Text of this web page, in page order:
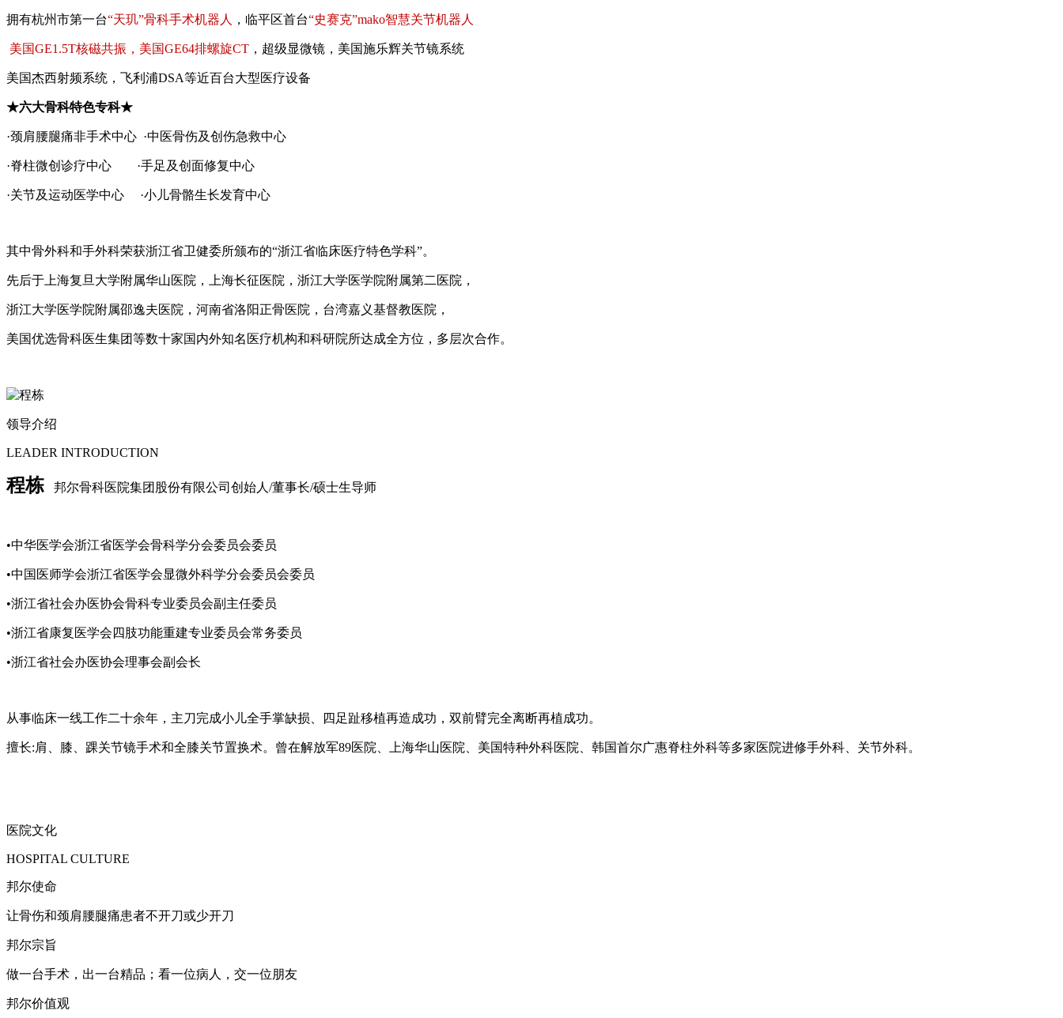
拥有杭州市第一台“天玑”骨科手术机器人 ，临平区首台“史赛克”mako智慧关节机器人
美国GE1.5T核磁共振，美国GE64排螺旋CT ，超级显微镜，美国施乐辉关节镜系统
美国杰西射频系统，飞利浦DSA等近百台大型医疗设备
★六大骨科特色专科★
·颈肩腰腿痛非手术中心 ·中医骨伤及创伤急救中心
·脊柱微创诊疗中心 ·手足及创面修复中心
·关节及运动医学中心 ·小儿骨骼生长发育中心
其中骨外科和手外科荣获浙江省卫健委所颁布的“浙江省临床医疗特色学科”。
先后于上海复旦大学附属华山医院，上海长征医院，浙江大学医学院附属第二医院，
浙江大学医学院附属邵逸夫医院，河南省洛阳正骨医院，台湾嘉义基督教医院，
美国优选骨科医生集团等数十家国内外知名医疗机构和科研院所达成全方位，多层次合作。
领导介绍
LEADER INTRODUCTION
程栋 邦尔骨科医院集团股份有限公司创始人/董事长/硕士生导师
•中华医学会浙江省医学会骨科学分会委员会委员
•中国医师学会浙江省医学会显微外科学分会委员会委员
•浙江省社会办医协会骨科专业委员会副主任委员
•浙江省康复医学会四肢功能重建专业委员会常务委员
•浙江省社会办医协会理事会副会长
从事临床一线工作二十余年，主刀完成小儿全手掌缺损、四足趾移植再造成功，双前臂完全离断再植成功。
擅长:肩、膝、踝关节镜手术和全膝关节置换术。曾在解放军89医院、上海华山医院、美国特种外科医院、韩国首尔广惠脊柱外科等多家医院进修手外科、关节外科。
医院文化
HOSPITAL CULTURE
邦尔使命
让骨伤和颈肩腰腿痛患者不开刀或少开刀
邦尔宗旨
做一台手术，出一台精品；看一位病人，交一位朋友
邦尔价值观